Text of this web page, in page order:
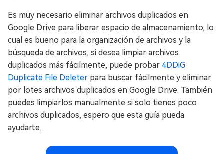
Es muy necesario eliminar archivos duplicados en
Google Drive para liberar espacio de almacenamiento, lo
cual es bueno para la organización de archivos y la
búsqueda de archivos, si desea limpiar archivos
duplicados más fácilmente, puede probar 4DDiG
Duplicate File Deleter para buscar fácilmente y eliminar
por lotes archivos duplicados en Google Drive. También
puedes limpiarlos manualmente si solo tienes poco
archivos duplicados, espero que esta guía pueda
ayudarte.